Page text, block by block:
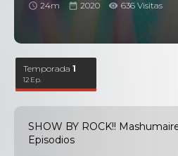
24m 2020 636 Visitas
Temporada1
12 Ep.
SHOW BY ROCK!!
Episodios